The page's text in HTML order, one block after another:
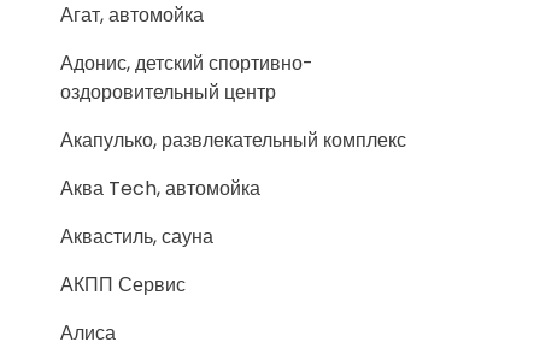
Агат, автомойка
Адонис, детский спортивно-
оздоровительный центр
Акапулько, развлекательный комплекс
Аква Tech, автомойка
Аквастиль, сауна
АКПП Сервис
Алиса